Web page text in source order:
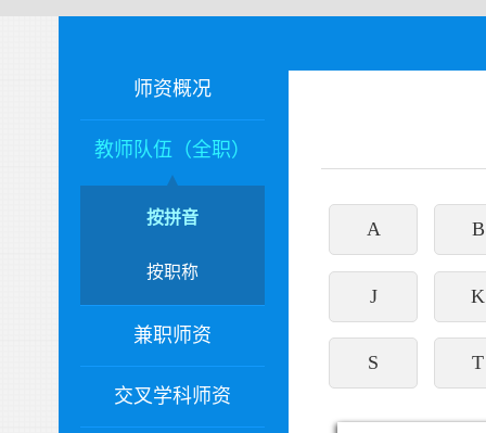
A B
J K
S T
师资概况
教师队伍（全职）
按拼音
按职称
兼职师资
交叉学科师资